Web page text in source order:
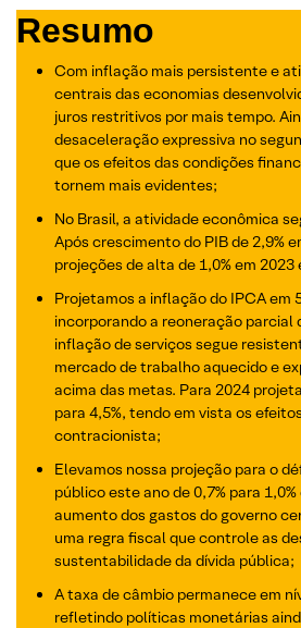
Resumo
Com inflação mais persistente e
centrais das economias
juros restritivos por mais tempo.
desaceleração expressiva no
que os efeitos das condições
tornem mais evidentes;
No Brasil, a atividade econômica
Após crescimento do PIB de 2,9%
projeções de alta de 1,0% em 2023
Projetamos a inflação do IPCA em
incorporando a reoneração parcial
inflação de serviços segue
mercado de trabalho aquecido e
acima das metas. Para 2024
para 4,5%, tendo em vista os
contracionista;
Elevamos nossa projeção para o
público este ano de 0,7% para
aumento dos gastos do governo
uma regra fiscal que controle as
sustentabilidade da dívida pública;
A taxa de câmbio permanece em
refletindo políticas monetárias